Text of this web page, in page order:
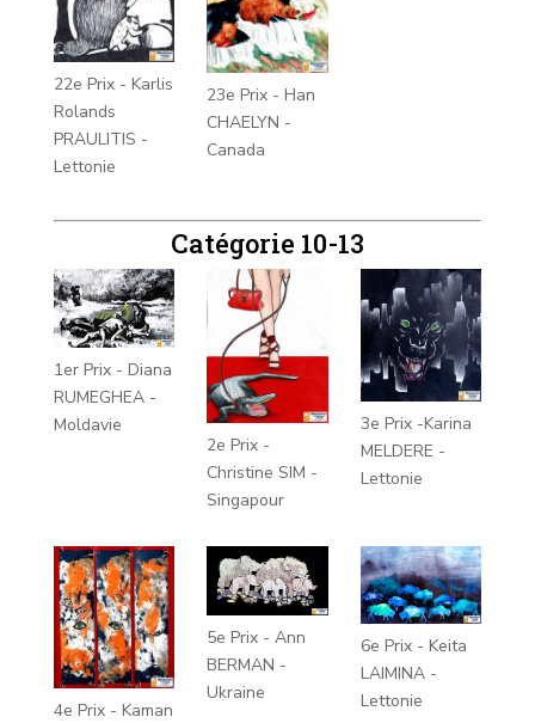
22e Prix - Karlis
Rolands
PRAULITIS -
Lettonie
23e Prix - Han
CHAELYN -
Canada
Catégorie 10-13
1er Prix - Diana
RUMEGHEA -
Moldavie
2e Prix -
Christine SIM -
Singapour
3e Prix -Karina
MELDERE -
Lettonie
4e Prix - Kaman
5e Prix - Ann
BERMAN -
Ukraine
6e Prix - Keita
LAIMINA -
Lettonie